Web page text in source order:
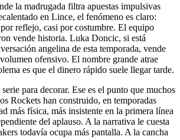
la madrugada filtra apuestas impulsivas
en Lince, el fenómeno es claro:
reflejo, casi por costumbre. El equipo
vende historia. Luka Doncic, si está
angelina de esta temporada, vende
ofensivo. El nombre grande atrae
es que el dinero rápido suele llegar tarde.
para decorar. Ese es el punto que muchos
Rockets han construido, en temporadas
más física, más insistente en la primera línea
del aplauso. A la narrativa le cuesta
todavía ocupa más pantalla. A la cancha